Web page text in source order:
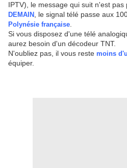
IPTV), le message qui suit n'est pas
DEMAIN , le signal télé passe aux
Polynésie française
Si vous disposez d'une télé
aurez besoin d'un décodeur TNT.
N'oubliez pas, il vous reste moins
équiper.